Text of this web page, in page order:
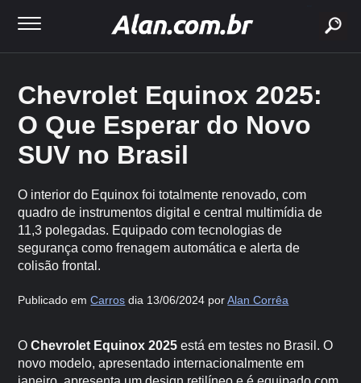
Chevrolet Equinox 2025:
O Que Esperar do Novo
SUV no Brasil
O interior do Equinox foi totalmente renovado, com
quadro de instrumentos digital e central multimídia de
11,3 polegadas. Equipado com tecnologias de
segurança como frenagem automática e alerta de
colisão frontal.
Publicado emCarros dia 13/06/2024 porAlan Corrêa
OChevrolet Equinox 2025 está em testes no Brasil. O
novo modelo, apresentado internacionalmente em